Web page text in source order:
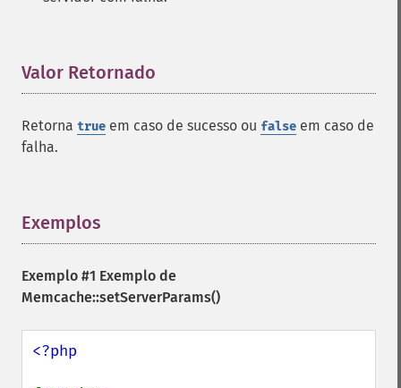
Valor Retornado
Retorna true em caso de sucesso ou false em caso de
falha.
Exemplos
Exemplo #1 Exemplo de
Memcache::setServerParams()
<?php